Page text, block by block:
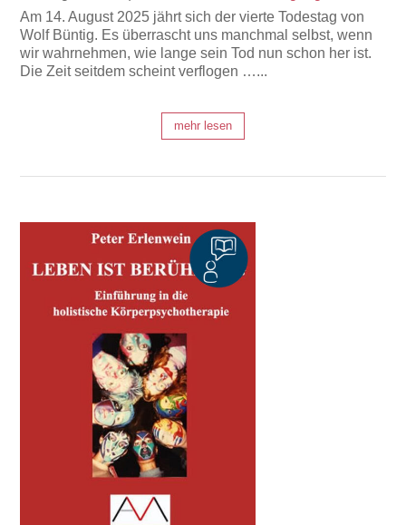
Am 14. August 2025 jährt sich der vierte Todestag von
Wolf Büntig. Es überrascht uns manchmal selbst, wenn
wir wahrnehmen, wie lange sein Tod nun schon her ist.
Die Zeit seitdem scheint verflogen …...
mehr lesen